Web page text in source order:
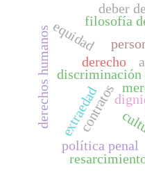
discriminación
derechos humanos derecho
filosofía
contratos
extraedad
política penal
deber
equidad